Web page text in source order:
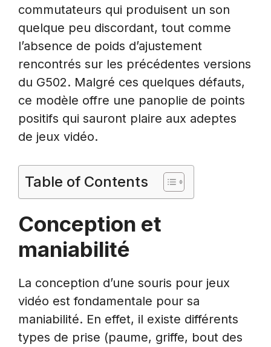
commutateurs qui produisent un son
quelque peu discordant, tout comme
l’absence de poids d’ajustement
rencontrés sur les précédentes versions
du G502. Malgré ces quelques défauts,
ce modèle offre une panoplie de points
positifs qui sauront plaire aux adeptes
de jeux vidéo.
Table of Contents
Conception et
maniabilité
La conception d’une souris pour jeux
vidéo est fondamentale pour sa
maniabilité. En effet, il existe différents
types de prise (paume, griffe, bout des